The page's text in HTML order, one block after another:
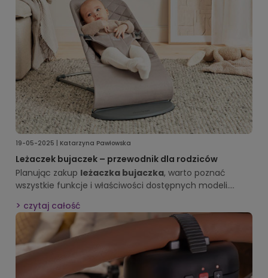
19-05-2025 | Katarzyna Pawłowska
Leżaczek bujaczek – przewodnik dla rodziców
Planując zakup leżaczka bujaczka, warto poznać
wszystkie funkcje i właściwości dostępnych modeli.
i wsparcie w rozwoju. W naszym przewodniku dowiesz
się, jakie cechy powinien mieć idealnyleżaczek dla
niemowlakaoraz na co zwrócić uwagę przy wyborze.
czytaj całość